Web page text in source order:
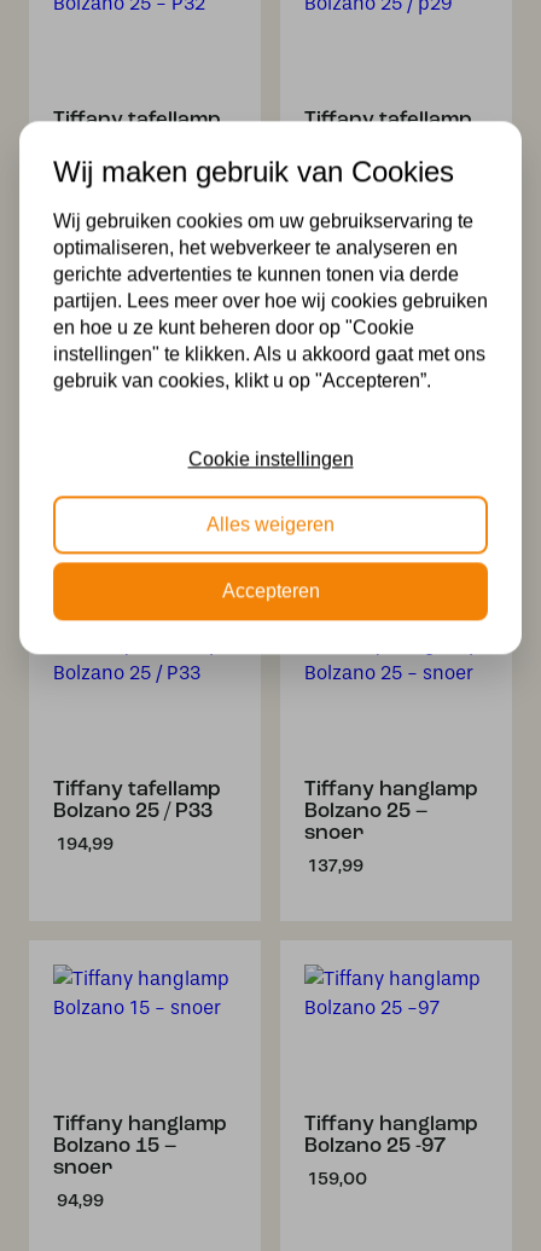
Tiffany tafellamp
199,99
Tiffany tafellamp
184,99
159,00
Plafondlamp
Ø25cm Bolzano –
80
159,99
Tiffany tafellamp
Bolzano 25 / P33
194,99
Tiffany hanglamp
Bolzano 25 –
snoer
137,99
Tiffany hanglamp
Bolzano 15 –
snoer
94,99
Tiffany hanglamp
Bolzano 25 -97
159,00
Wij maken gebruik van Cookies
Wij gebruiken cookies om uw gebruikservaring te
optimaliseren, het webverkeer te analyseren en
gerichte advertenties te kunnen tonen via derde
partijen. Lees meer over hoe wij cookies gebruiken
en hoe u ze kunt beheren door op "Cookie
instellingen" te klikken. Als u akkoord gaat met ons
gebruik van cookies, klikt u op "Accepteren”.
Cookie instellingen
Alles weigeren
Accepteren